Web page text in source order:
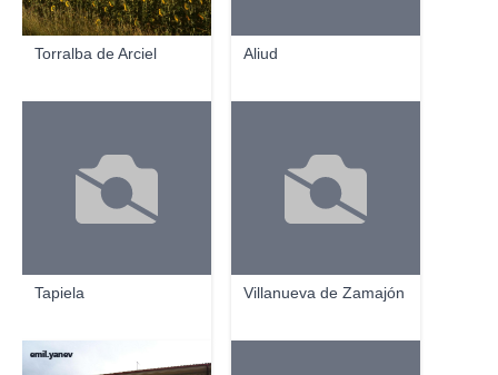
Torralba de Arciel Aliud
Tapiela Villanueva de Zamajón
emil.yanev